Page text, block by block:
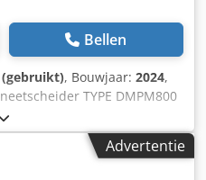
Bellen
(gebruikt), Bouwjaar: 2024,
TYPE DMPM800
constructie van
en gelakt RAL 7016
800x500x180mm
Advertentie